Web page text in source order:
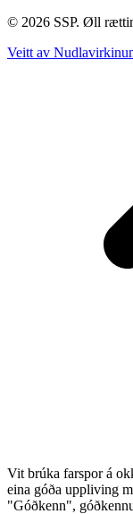
© 2026 SSP. Øll
Veitt av
Vit brúka farspor á
eina góða uppliving
"Góðkenn",